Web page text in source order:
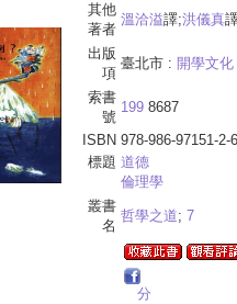
其他
著者
溫洽溢譯;洪儀真
出版
項
臺北市 : 開學文化
索書
號
199 8687
ISBN 978-986-97151-2-6
標題 道德
倫理學
叢書
名
哲學之道; 7
分